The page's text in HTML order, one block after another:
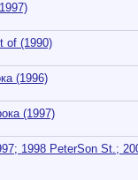
of (1990)
(1996)
(1997)
1998 PeterSon St.;